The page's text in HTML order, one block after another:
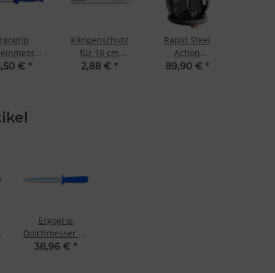
von F.
€ *
Klingenschutz
für 16 cm
Klingen von Dick
2,88 € *
Rapid Steel
Action
Messerschärfer
89,90 € *
Ergogrip
Dolchmesser 21
cm F. Dick
38,96 € *